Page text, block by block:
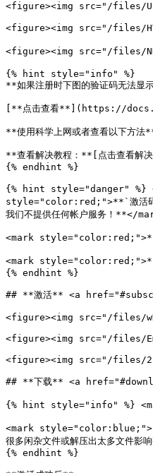
<figure><img src="/files/
<figure><img src="/files/
<figure><img src="/files/
{% hint style="info" %}
**如果注册时下图的验证码无法显
[**点击查看**](https://
**使用科学上网或者查看以下方法
**查看解决教程：**[点击查
{% endhint %}
{% hint style="danger" %}
style="color:red;">**`激活
我们不提供任何帐户服务！**</
<mark style="color:red;">**
<mark style="color:red;">**注册
{% endhint %}
## **激活** <a
<figure><img src="/files/
<figure><img src="/files/
<figure><img src="/files/
## **下载** <a
{% hint style="info" %}
<mark style="color:blue;">**永远
很多闲杂文件或解压出太多文件影
{% endhint %}